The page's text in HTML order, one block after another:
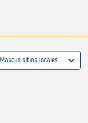
Mascus sitios locales